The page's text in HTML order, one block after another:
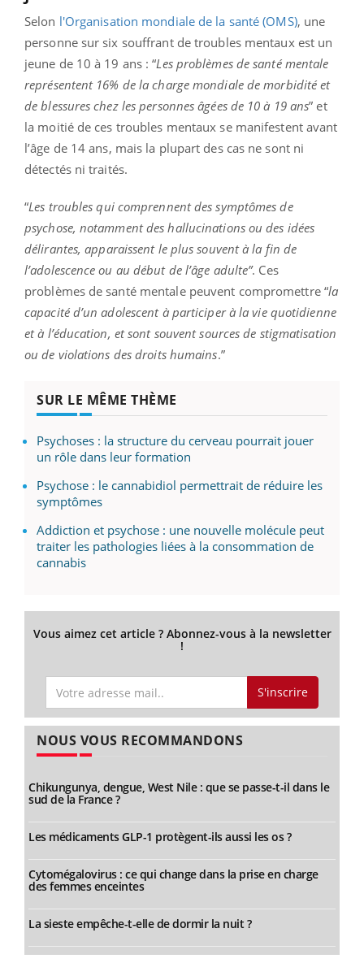
Selon l'Organisation mondiale de la santé (OMS), une
personne sur six souffrant de troubles mentaux est un
jeune de 10 à 19 ans : “Les problèmes de santé mentale
représentent 16% de la charge mondiale de morbidité et
de blessures chez les personnes âgées de 10 à 19 ans” et
la moitié de ces troubles mentaux se manifestent avant
l’âge de 14 ans, mais la plupart des cas ne sont ni
détectés ni traités.
“Les troubles qui comprennent des symptômes de
psychose, notamment des hallucinations ou des idées
délirantes, apparaissent le plus souvent à la fin de
l’adolescence ou au début de l’âge adulte”. Ces
problèmes de santé mentale peuvent compromettre “la
capacité d’un adolescent à participer à la vie quotidienne
et à l’éducation, et sont souvent sources de stigmatisation
ou de violations des droits humains.”
SUR LE MÊME THÈME
Psychoses : la structure du cerveau pourrait jouer
un rôle dans leur formation
Psychose : le cannabidiol permettrait de réduire les
symptômes
Addiction et psychose : une nouvelle molécule peut
traiter les pathologies liées à la consommation de
cannabis
Vous aimez cet article ? Abonnez-vous à la newsletter
!
S'inscrire
NOUS VOUS RECOMMANDONS
Chikungunya, dengue, West Nile : que se passe-t-il dans le
sud de la France ?
Les médicaments GLP-1 protègent-ils aussi les os ?
Cytomégalovirus : ce qui change dans la prise en charge
des femmes enceintes
La sieste empêche-t-elle de dormir la nuit ?